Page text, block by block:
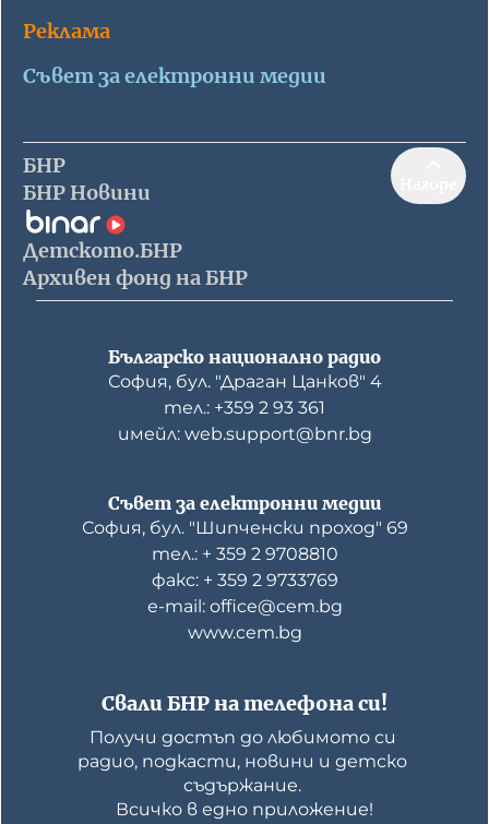
Реклама
Съвет за електронни медии
БНР
БНР Новини
Детското.БНР
Архивен фонд на БНР
Българско национално радио
София, бул. "Драган Цанков" 4
тел.: +359 2 93 361
имейл: web.support@bnr.bg
Свали БНР на телефона си!
Получи достъп до любимото си
радио, подкасти, новини и детско
съдържание.
Всичко в едно приложение!
Съвет за електронни медии
София, бул. "Шипченски проход" 69
тел.: + 359 2 9708810
факс: + 359 2 9733769
е-mail: office@cem.bg
www.cem.bg